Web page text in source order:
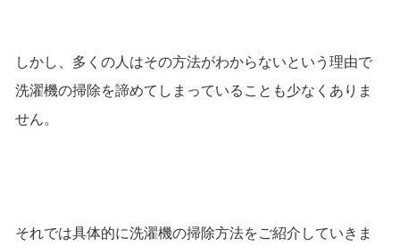
しかし、多くの人はその方法がわからないという理由で
洗濯機の掃除を諦めてしまっていることも少なくありま
せん。
それでは具体的に洗濯機の掃除方法をご紹介していきま